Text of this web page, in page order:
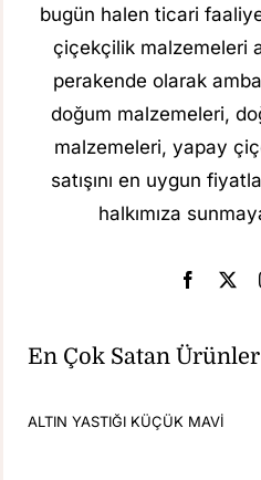
bugün halen ticari
çiçekçilik malzemeleri
perakende olarak
doğum malzemeleri,
malzemeleri, yapay
satışını en uygun
halkımıza
En Çok Satan Ürünler
ALTIN YASTIĞI KÜÇÜK MAVİ